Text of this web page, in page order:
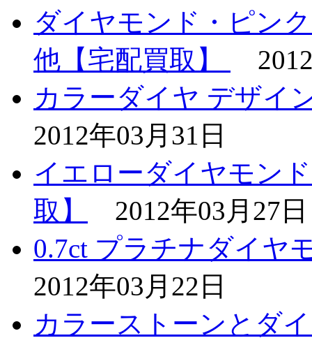
ダイヤモンド・ピン
他【宅配買取】
カラーダイヤ デザイ
2012年03月31日
イエローダイヤモン
取】
2012年03月27日
0.7ct プラチナダイヤ
2012年03月22日
カラーストーンとダ